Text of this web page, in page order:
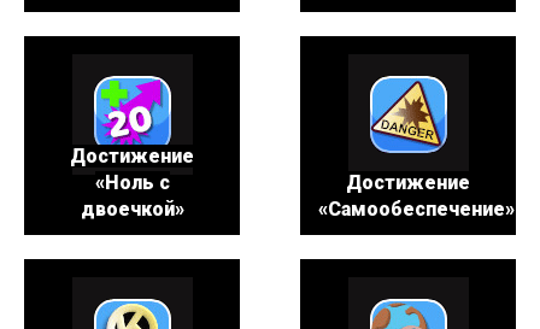
Достижение
«Ноль с
двоечкой»
Достижение
«Самообеспечение»